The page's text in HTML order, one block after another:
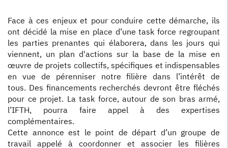
Face à ces enjeux et pour conduire cette démarche, ils
ont décidé la mise en place d’une task force regroupant
les parties prenantes qui élaborera, dans les jours qui
viennent, un plan d'actions sur la base de la mise en
œuvre de projets collectifs, spécifiques et indispensables
en vue de pérenniser notre filière dans l’intérêt de
tous. Des financements recherchés devront être fléchés
pour ce projet. La task force, autour de son bras armé,
l’IFTH, pourra faire appel à des expertises
complémentaires.
Cette annonce est le point de départ d’un groupe de
travail appelé à coordonner et associer les filières